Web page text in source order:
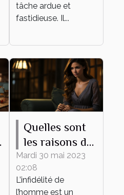
tâche ardue et
fastidieuse. Il...
Quelles sont
les raisons de
l’infidélité de
l’homme dans
un couple ?
Mardi 30 mai 2023
02:08
L’infidélité de
l’homme est un